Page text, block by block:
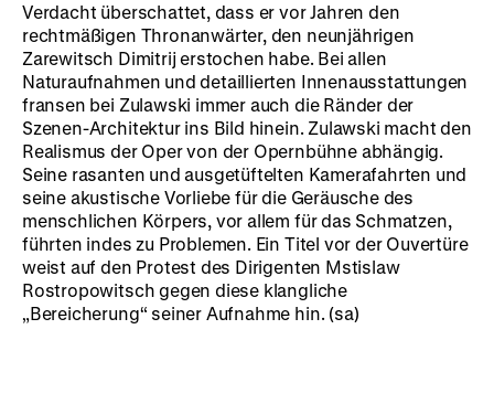
Verdacht überschattet, dass er vor Jahren den
rechtmäßigen Thronanwärter, den neunjährigen
Zarewitsch Dimitrij erstochen habe. Bei allen
Naturaufnahmen und detaillierten Innenausstattungen
fransen bei Zulawski immer auch die Ränder der
Szenen-Architektur ins Bild hinein. Zulawski macht den
Realismus der Oper von der Opernbühne abhängig.
Seine rasanten und ausgetüftelten Kamerafahrten und
seine akustische Vorliebe für die Geräusche des
menschlichen Körpers, vor allem für das Schmatzen,
führten indes zu Problemen. Ein Titel vor der Ouvertüre
weist auf den Protest des Dirigenten Mstislaw
Rostropowitsch gegen diese klangliche
„Bereicherung“ seiner Aufnahme hin. (sa)